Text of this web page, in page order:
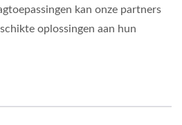
kan onze partners
oplossingen aan hun